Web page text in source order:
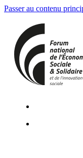
Passer au contenu